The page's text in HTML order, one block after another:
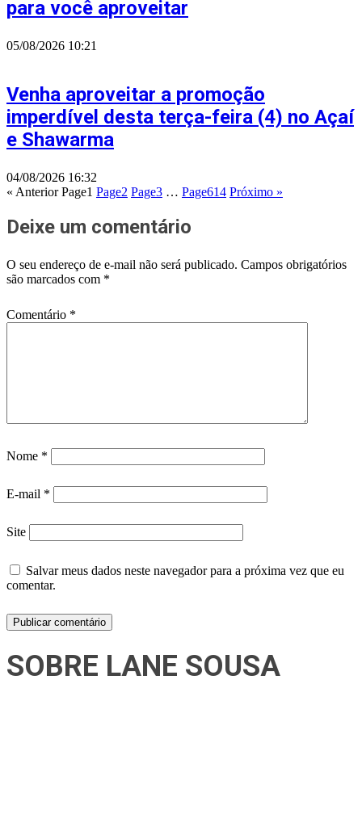
para você aproveitar
05/08/2026 10:21
Venha aproveitar a promoção
imperdível desta terça-feira (4) no Açaí
e Shawarma
04/08/2026 16:32
« Anterior Page1 Page2 Page3 … Page614 Próximo »
Deixe um comentário
O seu endereço de e-mail não será publicado. Campos obrigatórios
são marcados com *
Comentário *
Nome *
E-mail *
Site
Salvar meus dados neste navegador para a próxima vez que eu
comentar.
SOBRE LANE SOUSA